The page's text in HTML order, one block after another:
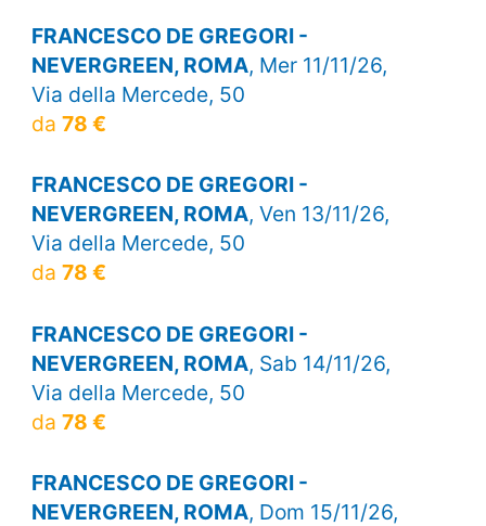
FRANCESCO DE GREGORI -
NEVERGREEN, ROMA, Mer 11/11/26,
Via della Mercede, 50
da 78 €
FRANCESCO DE GREGORI -
NEVERGREEN, ROMA, Ven 13/11/26,
Via della Mercede, 50
da 78 €
FRANCESCO DE GREGORI -
NEVERGREEN, ROMA, Sab 14/11/26,
Via della Mercede, 50
da 78 €
FRANCESCO DE GREGORI -
NEVERGREEN, ROMA, Dom 15/11/26,